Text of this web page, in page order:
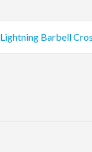
Lightning Barbell